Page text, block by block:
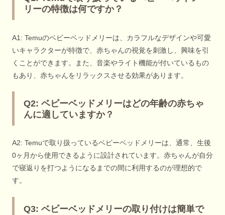
リーの特徴は何ですか？
A1: Temuのベビーベッドメリーは、カラフルなデザインや可愛
いキャラクターが特徴で、赤ちゃんの視覚を刺激し、興味を引
くことができます。また、音楽やライト機能が付いているもの
もあり、赤ちゃんをリラックスさせる効果があります。
Q2: ベビーベッドメリーはどの年齢の赤ちゃ
んに適していますか？
A2: Temuで取り扱っているベビーベッドメリーは、通常、生後
0ヶ月から使用できるように設計されています。赤ちゃんが自分
で寝返りを打つようになるまでの間に利用するのが理想的で
す。
Q3: ベビーベッドメリーの取り付けは簡単で